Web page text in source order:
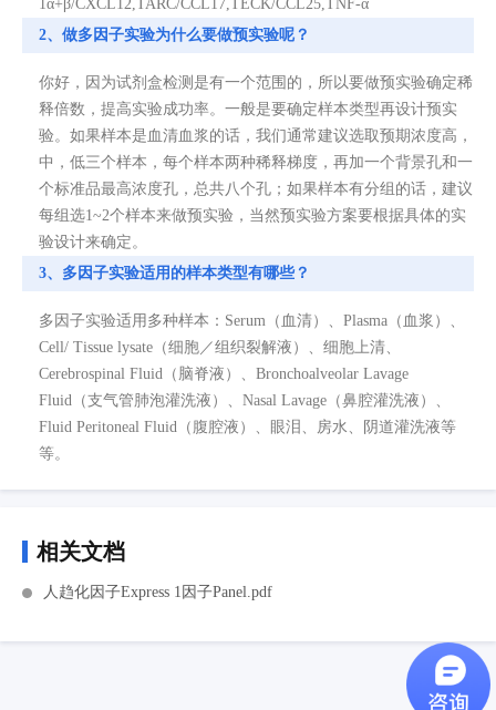
1α+β/CXCL12,TARC/CCL17,TECK/CCL25,TNF-α
2、做多因子实验为什么要做预实验呢？
你好，因为试剂盒检测是有一个范围的，所以要做预实验确定稀
释倍数，提高实验成功率。一般是要确定样本类型再设计预实
验。如果样本是血清血浆的话，我们通常建议选取预期浓度高，
中，低三个样本，每个样本两种稀释梯度，再加一个背景孔和一
个标准品最高浓度孔，总共八个孔；如果样本有分组的话，建议
每组选1~2个样本来做预实验，当然预实验方案要根据具体的实
验设计来确定。
3、多因子实验适用的样本类型有哪些？
多因子实验适用多种样本：Serum（血清）、Plasma（血浆）、
Cell/ Tissue lysate（细胞／组织裂解液）、细胞上清、
Cerebrospinal Fluid（脑脊液）、Bronchoalveolar Lavage
Fluid（支气管肺泡灌洗液）、Nasal Lavage（鼻腔灌洗液）、
Fluid Peritoneal Fluid（腹腔液）、眼泪、房水、阴道灌洗液等
等。
相关文档
人趋化因子Express 1因子Panel.pdf